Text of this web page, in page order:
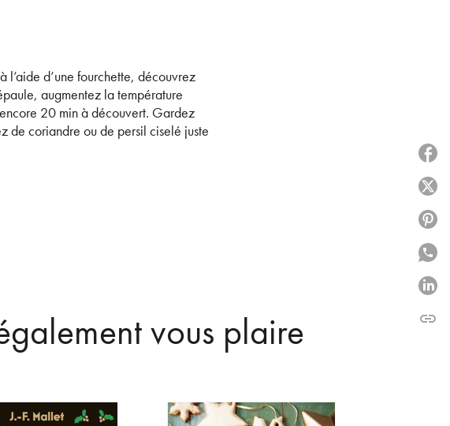
l’aide d’une fourchette, découvrez
augmentez la température
20 min à découvert. Gardez
de coriandre ou de persil ciselé juste
vous plaire link